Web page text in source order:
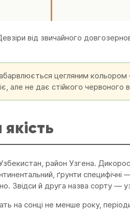
від звичайного
цегляним
але не дає стійкого червоного
район Узгена.
ґрунти
Звідси й друга назва сорту —
на сонці не менше року,